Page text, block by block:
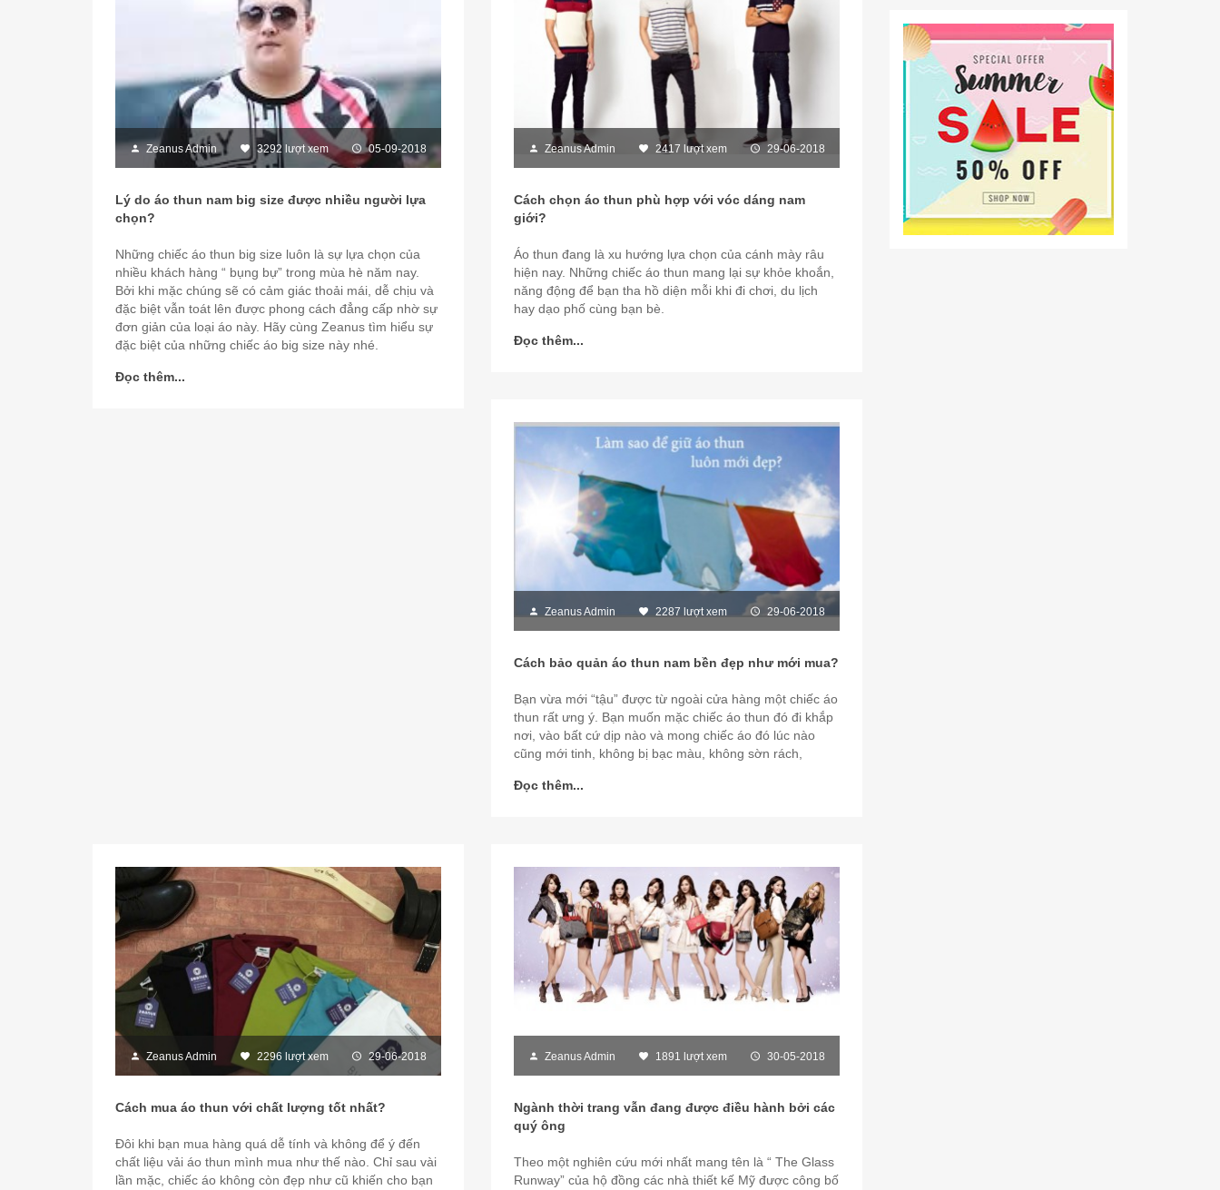
Zeanus Admin 3292 lượt xem 05-09-2018
Lý do áo thun nam big size được nhiều người lựa
chọn?
Những chiếc áo thun big size luôn là sự lựa chọn của
nhiều khách hàng “ bụng bự” trong mùa hè năm nay.
Bởi khi mặc chúng sẽ có cảm giác thoải mái, dễ chịu và
đặc biệt vẫn toát lên được phong cách đẳng cấp nhờ sự
đơn giản của loại áo này. Hãy cùng Zeanus tìm hiểu sự
đặc biệt của những chiếc áo big size này nhé.
Đọc thêm...
Zeanus Admin 2417 lượt xem 29-06-2018
Cách chọn áo thun phù hợp với vóc dáng nam
giới?
Áo thun đang là xu hướng lựa chọn của cánh mày râu
hiện nay. Những chiếc áo thun mang lại sự khỏe khoắn,
năng động để bạn tha hồ diện mỗi khi đi chơi, du lịch
hay dạo phố cùng bạn bè.
Đọc thêm...
Zeanus Admin 2287 lượt xem 29-06-2018
Cách bảo quản áo thun nam bền đẹp như mới mua?
Bạn vừa mới “tậu” được từ ngoài cửa hàng một chiếc áo
thun rất ưng ý. Bạn muốn mặc chiếc áo thun đó đi khắp
nơi, vào bất cứ dịp nào và mong chiếc áo đó lúc nào
cũng mới tinh, không bị bạc màu, không sờn rách,
Đọc thêm...
Zeanus Admin 2296 lượt xem 29-06-2018
Cách mua áo thun với chất lượng tốt nhất?
Đôi khi bạn mua hàng quá dễ tính và không để ý đến
chất liệu vải áo thun mình mua như thế nào. Chỉ sau vài
lần mặc, chiếc áo không còn đẹp như cũ khiến cho bạn
Zeanus Admin 1891 lượt xem 30-05-2018
Ngành thời trang vẫn đang được điều hành bởi các
quý ông
Theo một nghiên cứu mới nhất mang tên là “ The Glass
Runway” của hộ đồng các nhà thiết kế Mỹ được công bố